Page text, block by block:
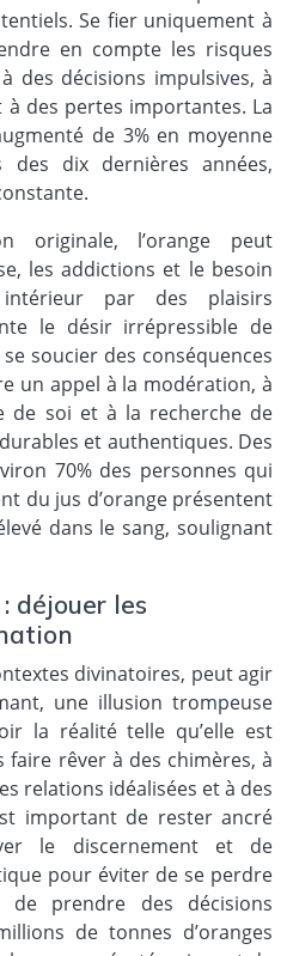
Se fier uniquement à
en compte les risques
des décisions impulsives, à
des pertes importantes. La
de 3% en moyenne
des dix dernières années,
originale, l’orange peut
les addictions et le besoin
par des plaisirs
le désir irrépressible de
soucier des conséquences
un appel à la modération, à
de soi et à la recherche de
et authentiques. Des
70% des personnes qui
du jus d’orange présentent
dans le sang, soulignant
déjouer les
divinatoires, peut agir
une illusion trompeuse
la réalité telle qu’elle est
faire rêver à des chimères, à
relations idéalisées et à des
important de rester ancré
le discernement et de
pour éviter de se perdre
prendre des décisions
de tonnes d’oranges